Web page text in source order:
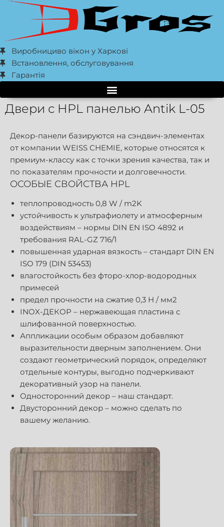
Виробнициво вікон у Харкові
Встановлення, обслуговування
Гарантія
Двери с HPL панелью Antik L-05
Декор-панели базируются на сэндвич-элементах
от компании WEISS CHEMIE, которые относятся к
премиум-классу как с точки зрения качества, так и
по показателям прочности и долговечности.
ОСОБЫЕ СВОЙСТВА HPL
теплопроводность 0,8 W / m2K
устойчивость к ультрафиолету и атмосферным
воздействиям – нормы DIN EN ISO 4892 и
требования RAL-GZ 716/1
повышенная ударная вязкость – стандарт DIN EN
ISO 179 (DIN 53453)
влагостойкость без фторо-хлор-водородных
примесей
предел прочности на сжатие 0,3 Н / мм2
INOX-ДЕКОР – нержавеющая пластина с
шлифованной поверхностью.
Аппликации особым образом добавляют
выразительности дверным заполнением. Они
создают геометрический порядок, определяют
отдельные контуры, выгодно подчеркивают
декоративный узор на панели.
Односторонний декор – наш стандарт.
Двусторонний декор – можно сделать по
вашему желанию.